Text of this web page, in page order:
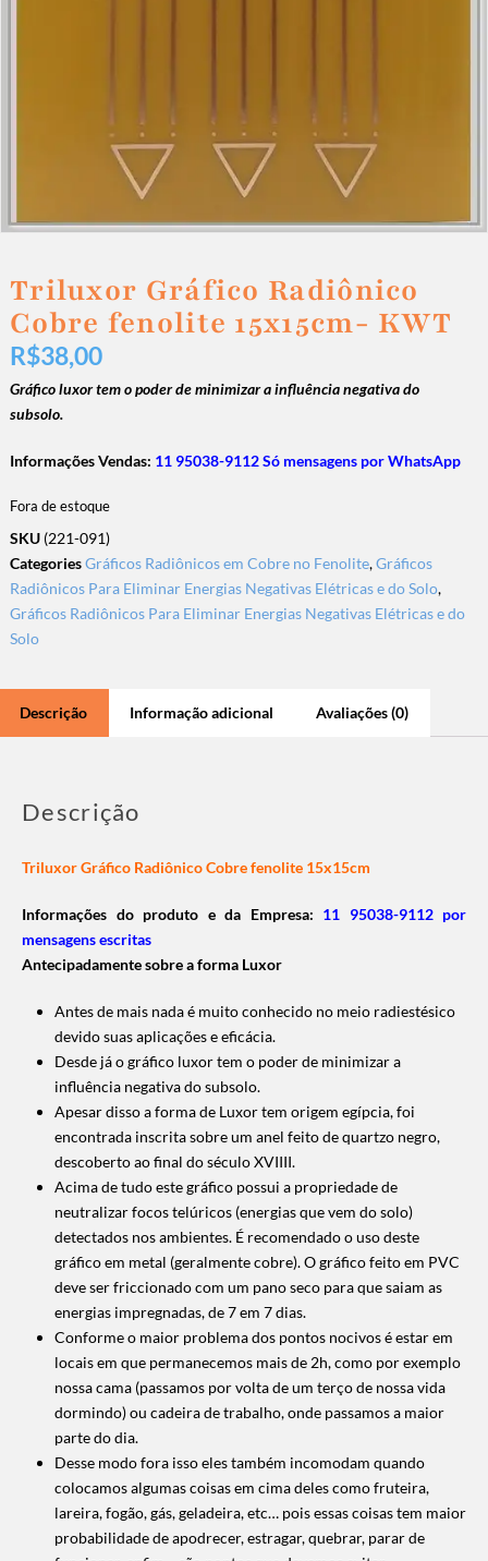
Triluxor Gráfico Radiônico
Cobre fenolite 15x15cm- KWT
R$38,00
Gráfico luxor tem o poder de minimizar a influência negativa do
subsolo.
Informações Vendas: 11 95038-9112 Só mensagens por WhatsApp
Fora de estoque
SKU (221-091)
CategoriesGráficos Radiônicos em Cobre no Fenolite,Gráficos
Radiônicos Para Eliminar Energias Negativas Elétricas e do Solo,
Gráficos Radiônicos Para Eliminar Energias Negativas Elétricas e do
Solo
Descrição Informação adicional Avaliações (0)
Descrição
Triluxor Gráfico Radiônico Cobre fenolite 15x15cm
Informações do produto e da Empresa: 11 95038-9112 por
mensagens escritas
Antecipadamente sobre a forma Luxor
Antes de mais nada é muito conhecido no meio radiestésico
devido suas aplicações e eficácia.
Desde já o gráfico luxor tem o poder de minimizar a
influência negativa do subsolo.
Apesar disso a forma de Luxor tem origem egípcia, foi
encontrada inscrita sobre um anel feito de quartzo negro,
descoberto ao final do século XVIIII.
Acima de tudo este gráfico possui a propriedade de
neutralizar focos telúricos (energias que vem do solo)
detectados nosambientes. É recomendado o uso deste
gráfico em metal (geralmente cobre). O gráfico feito em PVC
deve ser friccionado com um pano seco para que saiam as
energias impregnadas, de 7 em 7 dias.
Conforme o maior problema dos pontos nocivos é estar em
locais em que permanecemos mais de 2h, como por exemplo
nossa cama (passamos por volta de um terço de nossa vida
dormindo) ou cadeira de trabalho, onde passamos a maior
parte do dia.
Desse modo fora isso eles também incomodam quando
colocamos algumas coisas em cima deles como fruteira,
lareira, fogão, gás, geladeira, etc… pois essas coisas tem maior
probabilidade de apodrecer, estragar, quebrar, parar de